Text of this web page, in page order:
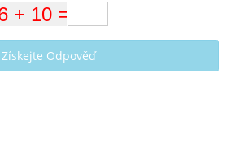
Získejte Odpověď